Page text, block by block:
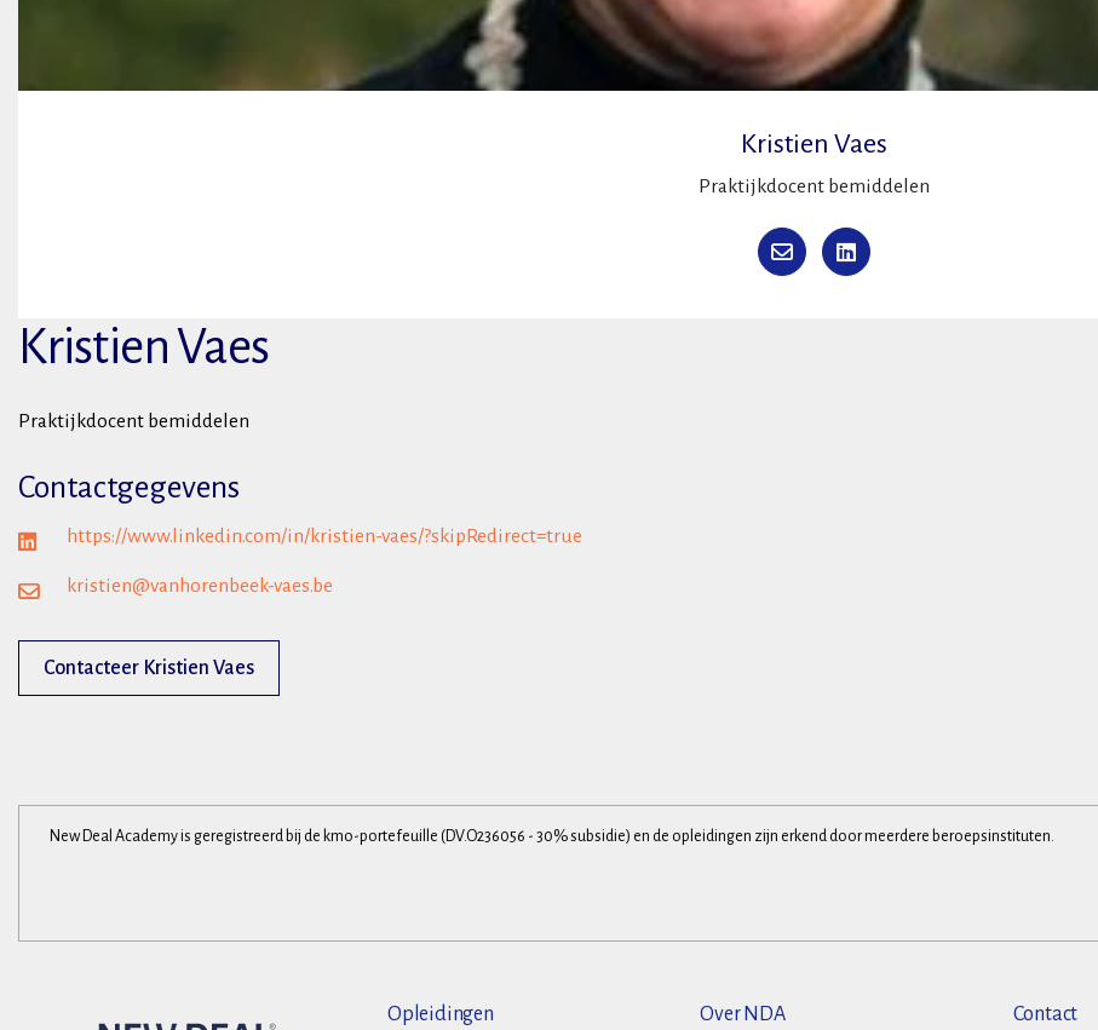
Kristien Vaes
Praktijkdocent bemiddelen
Kristien Vaes
Praktijkdocent bemiddelen
Contactgegevens
https://www.linkedin.com/in/kristien-vaes/?skipRedirect=true
kristien@vanhorenbeek-vaes.be
Contacteer Kristien Vaes
New Deal Academy is geregistreerd bij de kmo-portefeuille (DV.O236056 - 30% subsidie) en de opleidingen zijn erkend door meerdere beroepsinstituten.
Opleidingen Over NDA Contact